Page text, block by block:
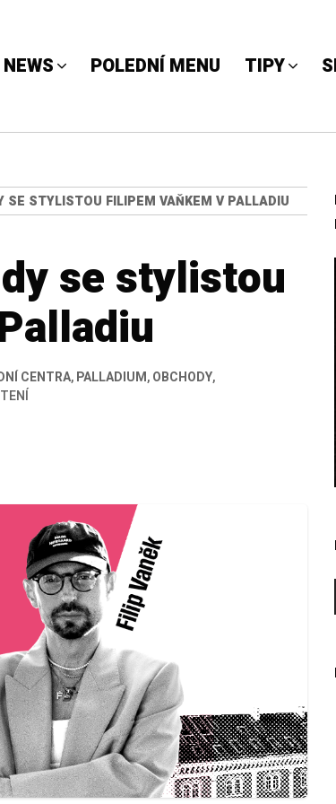
NEWS POLEDNÍ MENU TIPY
SE STYLISTOU FILIPEM VAŇKEM V PALLADIU
se stylistou
CENTRA,PALLADIUM,OBCHODY,